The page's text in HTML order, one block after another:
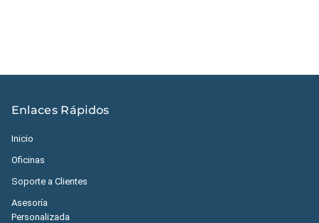
Enlaces Rápidos
Inicio
Oficinas
Soporte a Clientes
Asesoría
Personalizada